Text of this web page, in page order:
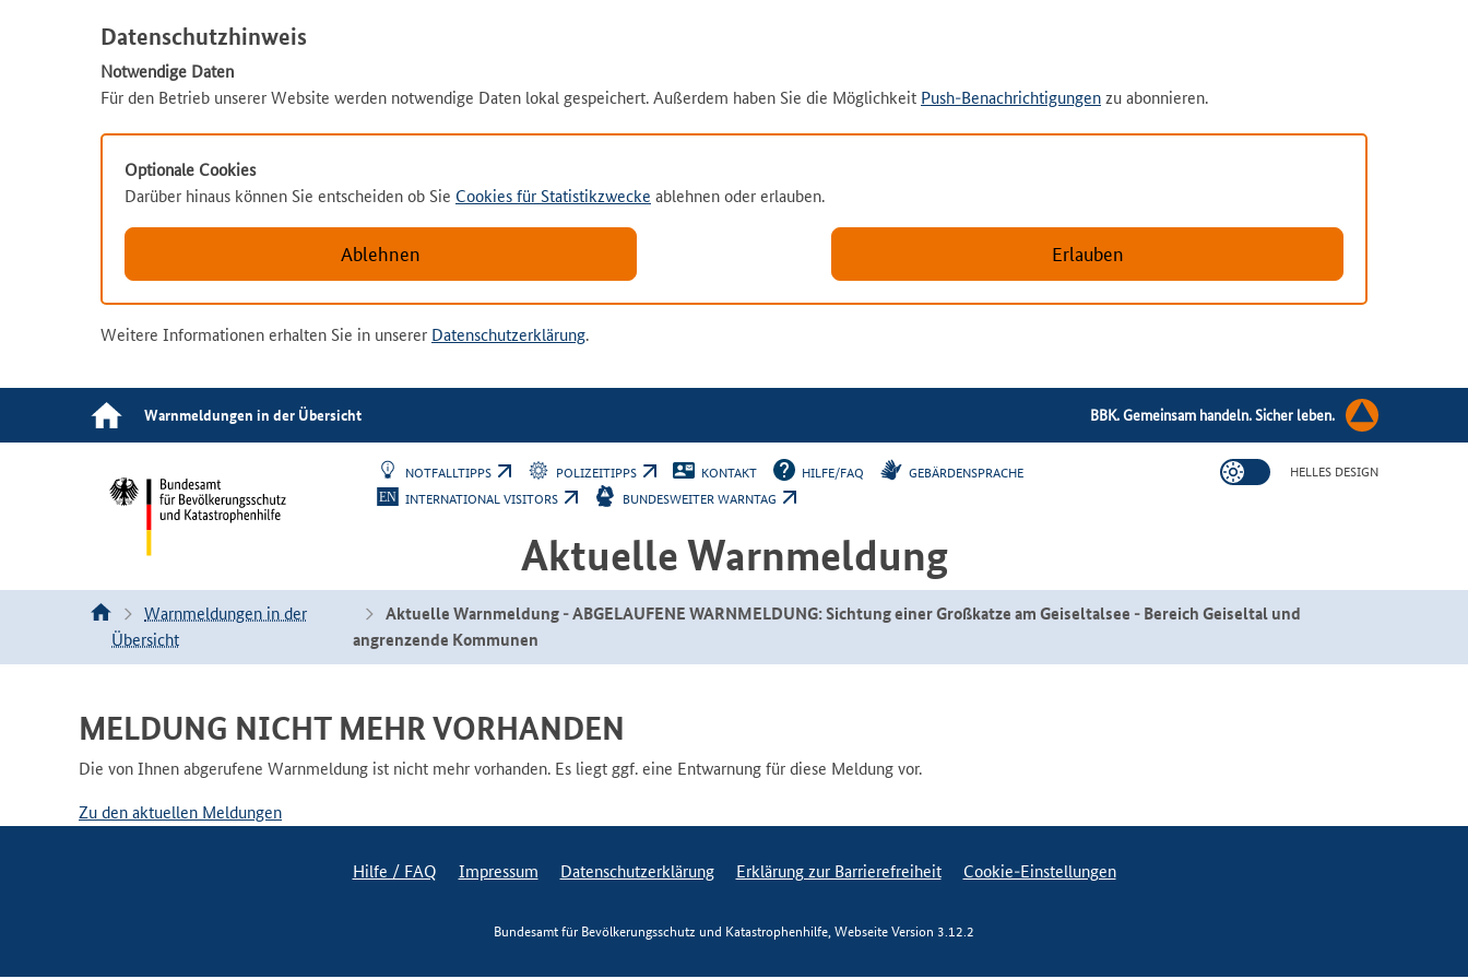
Datenschutzhinweis
Notwendige Daten
Für den Betrieb unserer Website werden notwendige Daten lokal gespeichert. Außerdem haben Sie die Möglichkeit Push-Benachrichtigungen zu abonnieren.
Optionale Cookies
Darüber hinaus können Sie entscheiden ob Sie Cookies für Statistikzwecke ablehnen oder erlauben.
Ablehnen Erlauben
Weitere Informationen erhalten Sie in unserer Datenschutzerklärung.
BBK. Gemeinsam handeln. Sicher leben.
Warnmeldungen in der Übersicht
NOTFALLTIPPS POLIZEITIPPS KONTAKT HILFE/FAQ
GEBÄRDENSPRACHE
INTERNATIONAL VISITORS
BUNDESWEITER WARNTAG
HELLES DESIGN
Aktuelle Warnmeldung
Warnmeldungen in der
Übersicht
Aktuelle Warnmeldung - ABGELAUFENE WARNMELDUNG: Sichtung einer Großkatze am Geiseltalsee - Bereich Geiseltal und
angrenzende Kommunen
MELDUNG NICHT MEHR VORHANDEN
Die von Ihnen abgerufene Warnmeldung ist nicht mehr vorhanden. Es liegt ggf. eine Entwarnung für diese Meldung vor.
Zu den aktuellen Meldungen
Hilfe / FAQ Impressum Datenschutzerklärung Erklärung zur Barrierefreiheit Cookie-Einstellungen
Bundesamt für Bevölkerungsschutz und Katastrophenhilfe, Webseite Version 3.12.2